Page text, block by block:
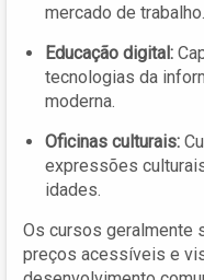
mercado de trabalho.
Educação digital:
tecnologias da
moderna.
Oficinas culturais:
expressões
idades.
Os cursos geralmente
preços acessíveis e